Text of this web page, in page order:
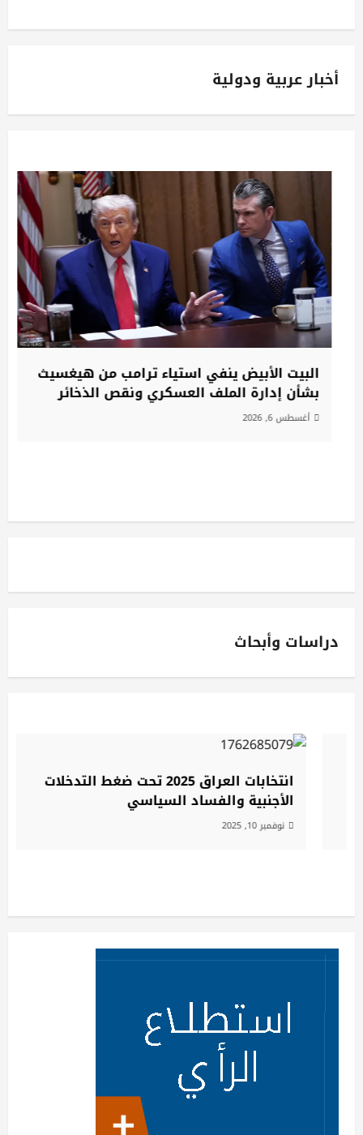
أخبار عربية ودولية
البيت الأبيض ينفي استياء ترامب من هيغسيث
بشأن إدارة الملف العسكري ونقص الذخائر
أغسطس 6, 2026
دراسات وأبحاث
انتخابات العراق 2025 تحت ضغط التدخلات
الأجنبية والفساد السياسي
نوفمبر 10, 2025